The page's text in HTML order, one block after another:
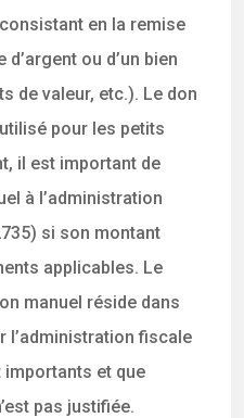
en la remise
ou d’un bien
de valeur, etc.). Le don
pour les petits
il est important de
à l’administration
si son montant
applicables. Le
manuel réside dans
l’administration fiscale
et que
pas justifiée.